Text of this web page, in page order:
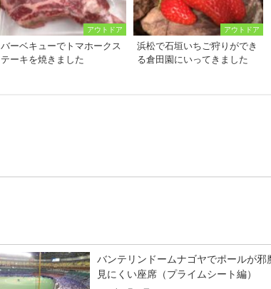
アウトドア
バーベキューでトマホークス
テーキを焼きました
アウトドア
浜松で石垣いちご狩りができ
る倉田園にいってきました
バンテリンドームナゴヤでポールが邪
見にくい座席（プライムシート編）